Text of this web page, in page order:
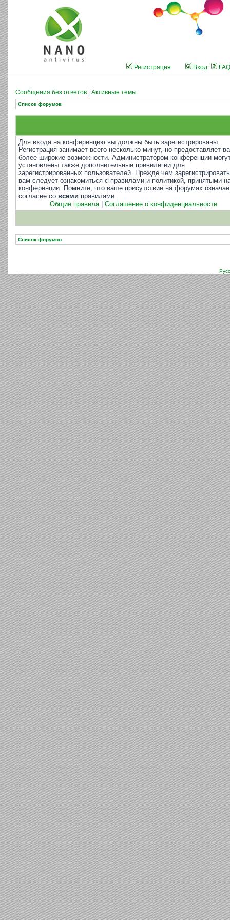
Регистрация Вход FAQ
Сообщения без ответов Активные темы
Список форумов
Для входа на конференцию вы должны быть зарегистрированы.
Регистрация занимает всего несколько минут, но предоставляет
более широкие возможности. Администратором конференции
установлены также дополнительные привилегии для
зарегистрированных пользователей. Прежде чем
вам следует ознакомиться с правилами и политикой, принятыми
конференции. Помните, что ваше присутствие на форумах
согласие со всеми правилами.
Общие правила| Соглашение о конфиденциальности
Список форумов